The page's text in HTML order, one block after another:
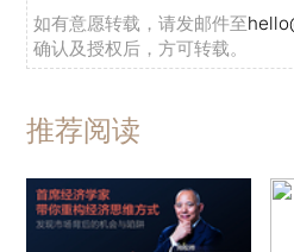
如有意愿转载，请发邮件至
确认及授权后，方可转载。
推荐阅读